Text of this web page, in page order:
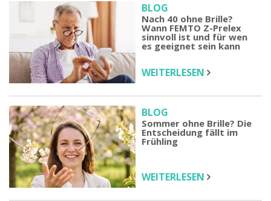
BLOG
Nach 40 ohne Brille?
Wann FEMTO Z-Prelex
sinnvoll ist und für wen
es geeignet sein kann
WEITERLESEN
BLOG
Sommer ohne Brille? Die
Entscheidung fällt im
Frühling
WEITERLESEN